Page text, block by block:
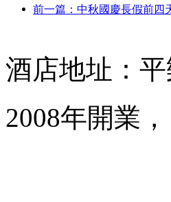
酒店地址：
2008年開業